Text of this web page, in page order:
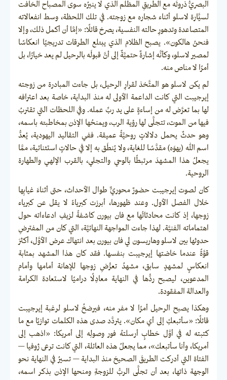
البصريُّ ذروتَه مع الطريقِ المظلم الذي لا ينيرُه سوى المصباح الخافت
لسيَّارة لاسلو أثناء شجاره مع زوجته. في تلك اللحظة، وسط انفعالاته
المتصاعدة وتدهورِ حالته النفسية، يصرخ قائلًا: «إمَّا أن أكمل ذلك، وإلا
فنحنُ هالكون». يصبح الظلام الذي يبتلع الطرقات تدريجيًا انعكاسًا
لمصير لاسلو، وكأنَّه إشارةٌ حتميَّةٌ إلى أنَّ قبولَه بالرحيل لم يعد خيارًا، بل
أمرًا لا مناص منه.
لم يكن لاسلو هو المتَّخذ لقرارِ الرحيل، بل جاءت المبادرة من زوجته
إيرجيبت التي كانت الداعمة الأولى له منذ البداية، خاصة بعد اعترافه
لها بما تعرَّض له من إساءةٍ على يد ربِّ عمله. وفي اللحظات التي تقتربُ
فيها من الموت، تتجلَّى لها رؤية الرب، ويمنحُها الإذن بمخاطبته باسمه،
وهو حدثٌ يحمل دلالاتٍ روحيَّةً عميقة. ففي التقاليد اليهودية، يُعدُّ
اسم الله (يهوَه) مقدَّسًا للغاية، ولا يُنطَق به إلا في حالاتٍ استثنائية، ممَّا
يجعلُ هذا المشهدَ مرتبطًا بالوحي والتجلي، بالقرب الإلهي والطهارة
الروحية.
كان لصوت إيرجيبت حضورٌ محوريٌّ طوال الأحداث، حتى أثناءَ غيابِها
خلال الفصل الأول. وعند ظهورها، أبرزت كبرياءً لا يقل عن كبرياء
زوجها، إذ كانت محادثاتُها مع فان بيورن كاشفةً لزيفِ ادعاءاته حول
اهتماماته الفنيَّة. لهذا جاءت المواجهة النهائيَّة، التي كان من المفترضِ
حدوثها بين لاسلو وهاريسون لي فان بيورن بعد انتهاك عرض الأوَّل، أكثرَ
قوَّةً عندما خاضتها إيرجيبت بنفسها. فقد كان هذا المشهد بمثابة
انعكاسٍ لمشهدٍ سابق، مشهدُ تعرُّضِ زوجها للإهانة أمامها وأمام
المدعوين، ليصبح ردُّها في النهاية معادِلًا دراميًا لاستعادة الكرامة
والعدالة المفقودة.
وهكذا يصبح الرحيل أمرًا لا مفر منه، فيرضخُ لاسلو لرغبة إيرجيبت
قائلًا: «سأتبعكِ إلى أي مكان». يتردَّد صدى هذه الكلمات توازيًا مع ما
كتبته له في أوَّل خطابٍ أرسلتهُ فور وصولِه إلى أمريكا: «اذهب إلى
أمريكا، وأنا سأتبعك»، مما يجعلُ هذه العائلة، التي كانت ترعى ژوفيا —
الفتاة التي أدركت الطريقَ الصحيحَ منذ البداية — تسيرُ في النهاية نحو
الوجهة ذاتها، بعد أن تجلَّى الربُّ للزوجةِ ومنحها الإذن بذكر اسمه،